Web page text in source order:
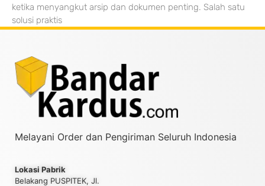
ketika menyangkut arsip dan dokumen penting. Salah satu
solusi praktis
Melayani Order dan Pengiriman Seluruh Indonesia
Lokasi Pabrik
Belakang PUSPITEK, Jl.